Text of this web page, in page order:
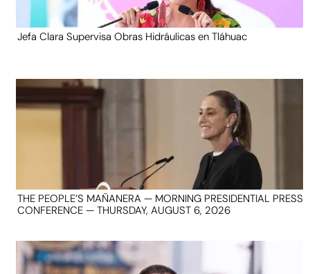
Jefa Clara Supervisa Obras Hidráulicas en Tláhuac
THE PEOPLE’S MAÑANERA — MORNING PRESIDENTIAL PRESS
CONFERENCE — THURSDAY, AUGUST 6, 2026